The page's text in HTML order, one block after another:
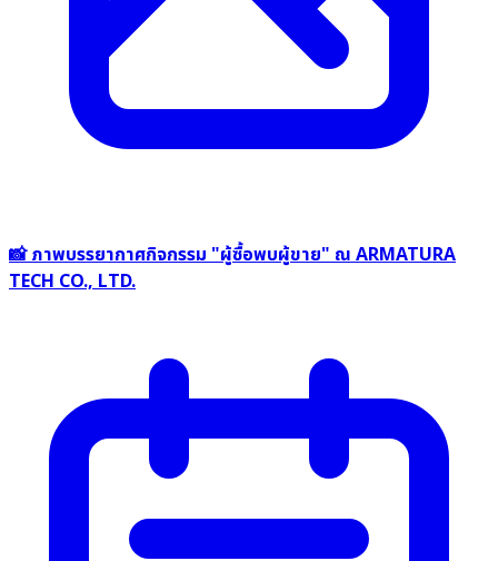
📸 ภาพบรรยากาศกิจกรรม "ผู้ซื้อพบผู้ขาย" ณ ARMATURA
TECH CO., LTD.